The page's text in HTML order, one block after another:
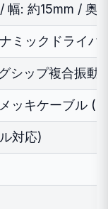
幅: 約15mm / 奥
ミックドライバ
シップ複合振動
ッキケーブル
対応)